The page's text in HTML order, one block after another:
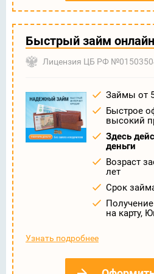
Быстрый займ онлайн
Лицензия ЦБ РФ
Займы от
Быстрое
высокий
Здесь
деньги
Возраст
лет
Срок
на карту,
Узнать подробнее